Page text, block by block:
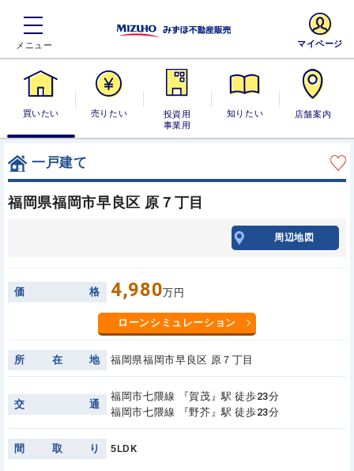
買いたい 売りたい
投資用・事業
用
知りたい 店舗案内
マイページ
一戸建て
福岡県福岡市早良区 原７丁目
周辺地図
価 格 4,980万円
ローンシミュレーション
所 在 地 福岡県福岡市早良区 原７丁目
交 通
福岡市七隈線 『賀茂』駅 徒歩23分
福岡市七隈線 『野芥』駅 徒歩23分
間 取 り 5LDK